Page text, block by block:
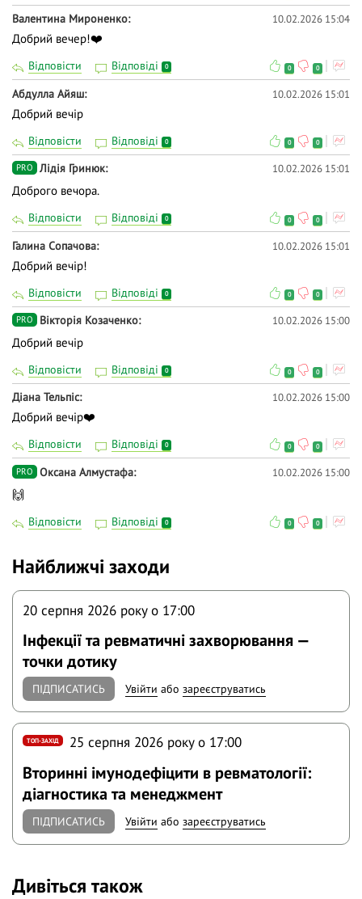
Валентина Мироненко 10.02.2026 15:04
Добрий вечер!❤️
Відповісти Відповіді 0 0 0
Абдулла Айяш 10.02.2026 15:01
Добрий вечір
Відповісти Відповіді 0 0 0
PRO Лідія Гринюк 10.02.2026 15:01
Доброго вечора.
Відповісти Відповіді 0 0 0
Галина Сопачова 10.02.2026 15:01
Добрий вечір!
Відповісти Відповіді 0 0 0
PRO Вікторія Козаченко 10.02.2026 15:00
Добрий вечір
Відповісти Відповіді 0 0 0
Діана Тельпіс 10.02.2026 15:00
Добрий вечір❤️
Відповісти Відповіді 0 0 0
PRO Оксана Алмустафа 10.02.2026 15:00
🙌
Відповісти Відповіді 0 0 0
Найближчі заходи
20 серпня 2026 року o 17:00
Інфекції та ревматичні захворювання —
точки дотику
ПІДПИСАТИСЬ Увійти абозареєструватись
ТОП-ЗАХІД 25 серпня 2026 року o 17:00
Вторинні імунодефіцити в ревматології:
діагностика та менеджмент
ПІДПИСАТИСЬ Увійти абозареєструватись
Дивіться також